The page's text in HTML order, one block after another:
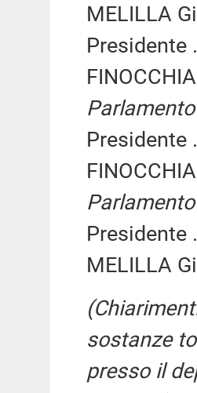
MELILLA
Presidente
Parlamento
Presidente
Parlamento
Presidente
MELILLA
sostanze
presso il